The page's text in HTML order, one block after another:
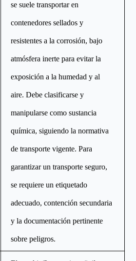
se suele transportar en
contenedores sellados y
resistentes a la corrosión, bajo
atmósfera inerte para evitar la
exposición a la humedad y al
aire. Debe clasificarse y
manipularse como sustancia
química, siguiendo la normativa
de transporte vigente. Para
garantizar un transporte seguro,
se requiere un etiquetado
adecuado, contención secundaria
y la documentación pertinente
sobre peligros.